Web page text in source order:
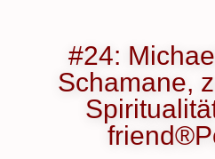
#24:
Schamane,